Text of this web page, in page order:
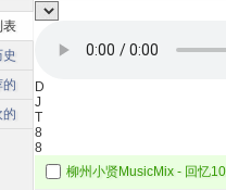
表
的
的
D
J
T
8
8